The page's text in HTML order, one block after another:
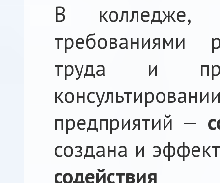
В колледже,
требованиями
труда и при
предприятий —
создана и
содействия